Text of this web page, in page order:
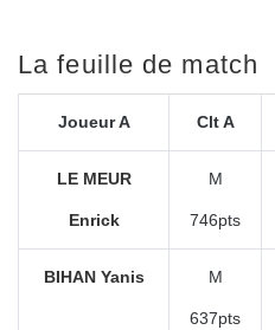
La feuille de match
Joueur A Clt A
LE MEUR
Enrick
M
746pts
BIHAN Yanis M
637pts